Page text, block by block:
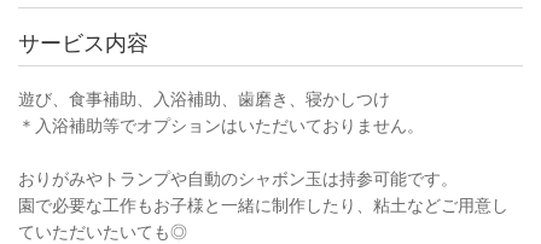
サービス内容
遊び、食事補助、入浴補助、歯磨き、寝かしつけ
＊入浴補助等でオプションはいただいておりません。
おりがみやトランプや自動のシャボン玉は持参可能です。
園で必要な工作もお子様と一緒に制作したり、粘土などご用意し
ていただいたいても◎